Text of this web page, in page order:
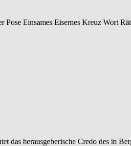
Einsames Eisernes Kreuz Wort
das herausgeberische Credo des in